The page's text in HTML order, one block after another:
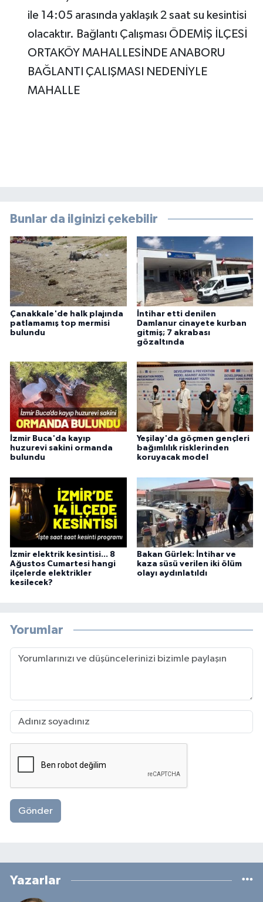
ile 14:05 arasında yaklaşık 2 saat su kesintisi
olacaktır. Bağlantı Çalışması ÖDEMİŞ İLÇESİ
ORTAKÖY MAHALLESİNDE ANABORU
BAĞLANTI ÇALIŞMASI NEDENİYLE
MAHALLE
Bunlar da ilginizi çekebilir
Çanakkale'de halk plajında
patlamamış top mermisi
bulundu
İntihar etti denilen
Damlanur cinayete kurban
gitmiş; 7 akrabası
gözaltında
İzmir Buca'da kayıp
huzurevi sakini ormanda
bulundu
Yeşilay'da göçmen gençleri
bağımlılık risklerinden
koruyacak model
İzmir elektrik kesintisi... 8
Ağustos Cumartesi hangi
ilçelerde elektrikler
kesilecek?
Bakan Gürlek: İntihar ve
kaza süsü verilen iki ölüm
olayı aydınlatıldı
Yorumlar
Gönder
Yazarlar